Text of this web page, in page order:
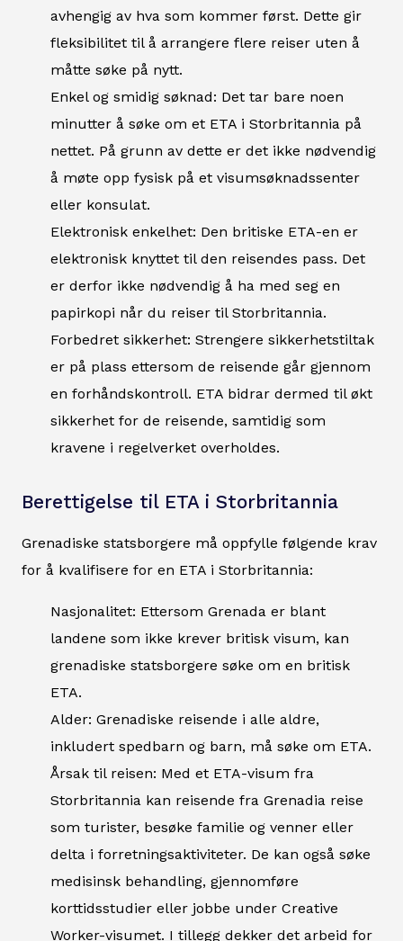
avhengig av hva som kommer først. Dette gir
fleksibilitet til å arrangere flere reiser uten å
måtte søke på nytt.
Enkel og smidig søknad: Det tar bare noen
minutter å søke om et ETA i Storbritannia på
nettet. På grunn av dette er det ikke nødvendig
å møte opp fysisk på et visumsøknadssenter
eller konsulat.
Elektronisk enkelhet: Den britiske ETA-en er
elektronisk knyttet til den reisendes pass. Det
er derfor ikke nødvendig å ha med seg en
papirkopi når du reiser til Storbritannia.
Forbedret sikkerhet: Strengere sikkerhetstiltak
er på plass ettersom de reisende går gjennom
en forhåndskontroll. ETA bidrar dermed til økt
sikkerhet for de reisende, samtidig som
kravene i regelverket overholdes.
Berettigelse til ETA i Storbritannia
Grenadiske statsborgere må oppfylle følgende krav
for å kvalifisere for en ETA i Storbritannia:
Nasjonalitet: Ettersom Grenada er blant
landene som ikke krever britisk visum, kan
grenadiske statsborgere søke om en britisk
ETA.
Alder: Grenadiske reisende i alle aldre,
inkludert spedbarn og barn, må søke om ETA.
Årsak til reisen: Med et ETA-visum fra
Storbritannia kan reisende fra Grenadia reise
som turister, besøke familie og venner eller
delta i forretningsaktiviteter. De kan også søke
medisinsk behandling, gjennomføre
korttidsstudier eller jobbe under Creative
Worker-visumet. I tillegg dekker det arbeid for